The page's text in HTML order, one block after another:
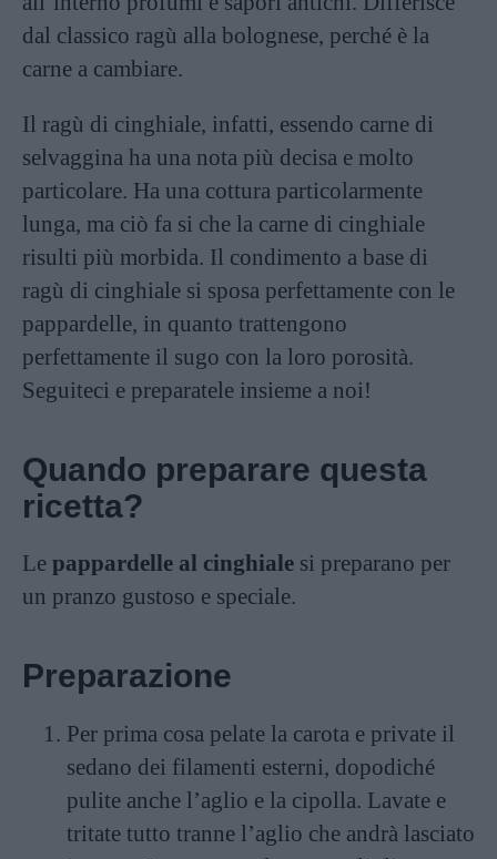
dal classico ragù alla bolognese, perché è la
carne a cambiare.
Il ragù di cinghiale, infatti, essendo carne di
selvaggina ha una nota più decisa e molto
particolare. Ha una cottura particolarmente
lunga, ma ciò fa si che la carne di cinghiale
risulti più morbida. Il condimento a base di
ragù di cinghiale si sposa perfettamente con le
pappardelle, in quanto trattengono
perfettamente il sugo con la loro porosità.
Seguiteci e preparatele insieme a noi!
Quando preparare questa
ricetta?
Le pappardelle al cinghiale si preparano per
un pranzo gustoso e speciale.
Preparazione
Per prima cosa pelate la carota e private il
sedano dei filamenti esterni, dopodiché
pulite anche l’aglio e la cipolla. Lavate e
tritate tutto tranne l’aglio che andrà lasciato